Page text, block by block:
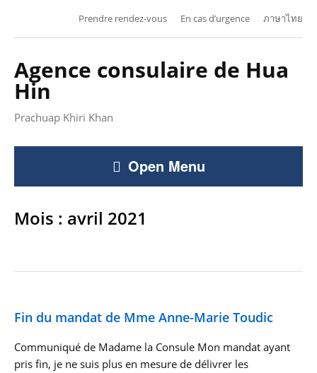
Prendre rendez-vous En cas d’urgence ภาษาไทย
Agence consulaire de Hua
Hin
Prachuap Khiri Khan
Open Menu
Mois : avril 2021
Fin du mandat de Mme Anne-Marie Toudic
Communiqué de Madame la Consule Mon mandat ayant
pris fin, je ne suis plus en mesure de délivrer les